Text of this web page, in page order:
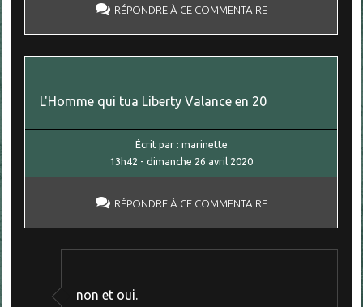
RÉPONDRE À CE COMMENTAIRE
L'Homme qui tua Liberty Valance en 20
Écrit par : marinette
13h42 -dimanche 26 avril 2020
RÉPONDRE À CE COMMENTAIRE
non et oui.